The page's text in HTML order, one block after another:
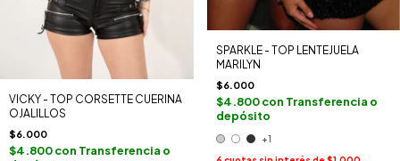
VICKY - TOP CORSETTE CUERINA
OJALILLOS
$6.000
$4.800con Transferencia o
SPARKLE - TOP LENTEJUELA
MARILYN
$6.000
$4.800con Transferencia o
depósito
+1